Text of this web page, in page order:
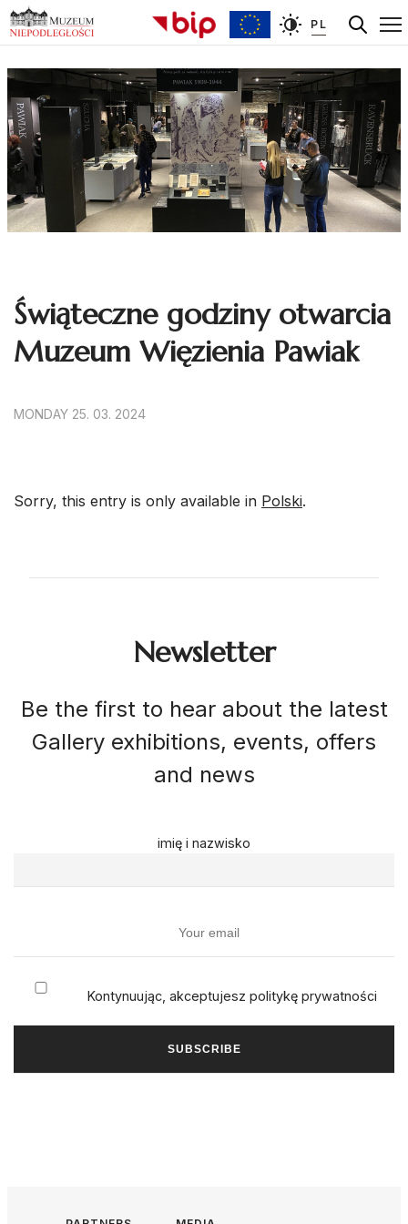
PL
Świąteczne godziny otwarcia
Muzeum Więzienia Pawiak
MONDAY 25. 03. 2024
Sorry, this entry is only available in Polski.
Newsletter
Be the first to hear about the latest
Gallery exhibitions, events, offers
and news
imię i nazwisko
Kontynuując, akceptujesz politykę prywatności